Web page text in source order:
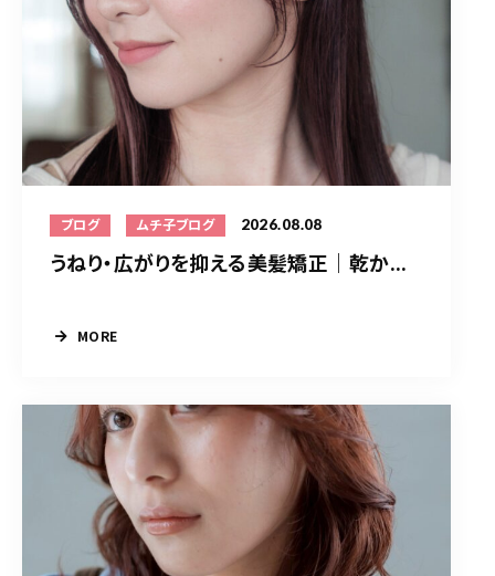
ブログ ムチ子ブログ 2026.08.08
うねり・広がりを抑える美髪矯正｜乾か...
MORE